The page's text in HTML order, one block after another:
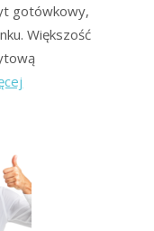
gotówkowy,
Większość
zadłużonych
oferują
banki?